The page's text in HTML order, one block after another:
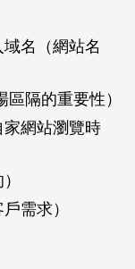
名（網站名
隔的重要性）
網站瀏覽時
需求）